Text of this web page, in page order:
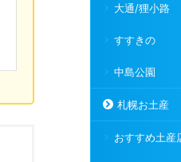
大通/狸小路
すすきの
中島公園
札幌お土産
おすすめ土産